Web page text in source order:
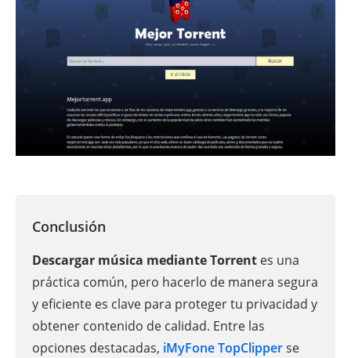
Conclusión
Descargar música mediante Torrent es una
práctica común, pero hacerlo de manera segura
y eficiente es clave para proteger tu privacidad y
obtener contenido de calidad. Entre las
opciones destacadas, iMyFone TopClipperse